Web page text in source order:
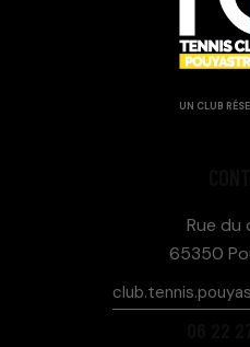
UN CLUB
Rue du
65350